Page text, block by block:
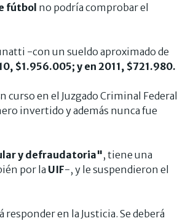
fútbol no podría comprobar el
-con un sueldo aproximado de
$1.956.005; y en 2011, $721.980.
curso en el Juzgado Criminal Federal
invertido y además nunca fue
y defraudatoria", tiene una
por la UIF-, y le suspendieron el
en la Justicia. Se deberá